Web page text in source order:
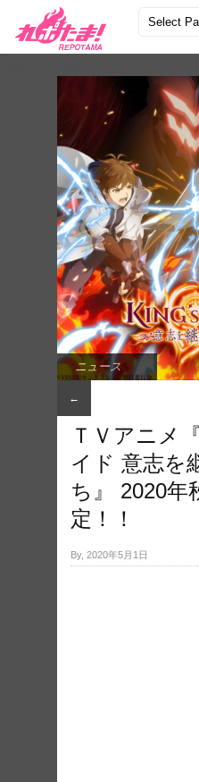
ニュース
←
ＴＶアニメ
イド 意志を
ち』 2020年
定！！
By, 2020年5月1日